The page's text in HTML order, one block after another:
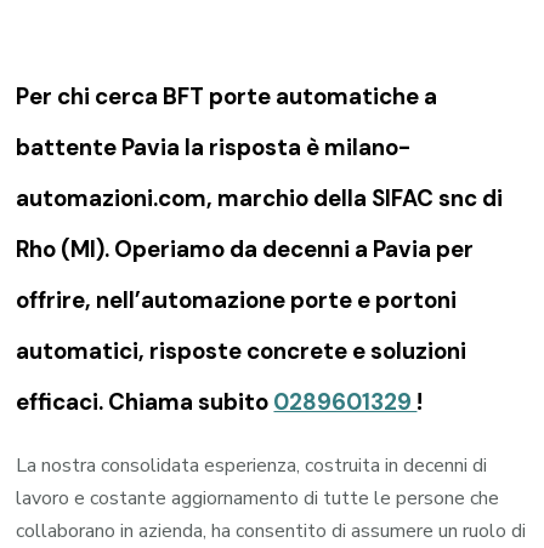
Per chi cerca BFT porte automatiche a
battente Pavia la risposta è milano-
automazioni.com, marchio della SIFAC snc di
Rho (MI). Operiamo da decenni a Pavia per
offrire, nell’automazione porte e portoni
automatici, risposte concrete e soluzioni
efficaci. Chiama subito 0289601329 !
La nostra consolidata esperienza, costruita in decenni di
lavoro e costante aggiornamento di tutte le persone che
collaborano in azienda, ha consentito di assumere un ruolo di